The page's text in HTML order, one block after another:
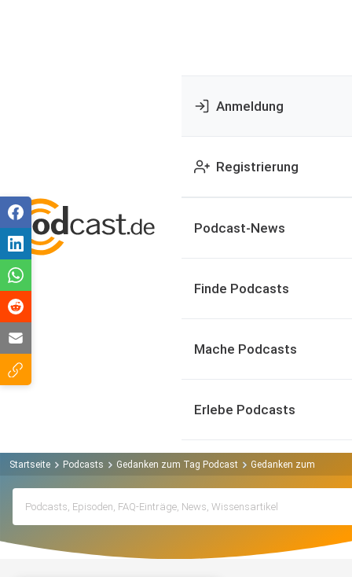
Anmeldung
Registrierung
Podcast-News
Finde Podcasts
Mache Podcasts
Erlebe Podcasts
Startseite Podcasts Gedanken zum Tag Podcast Gedanken zum Tag